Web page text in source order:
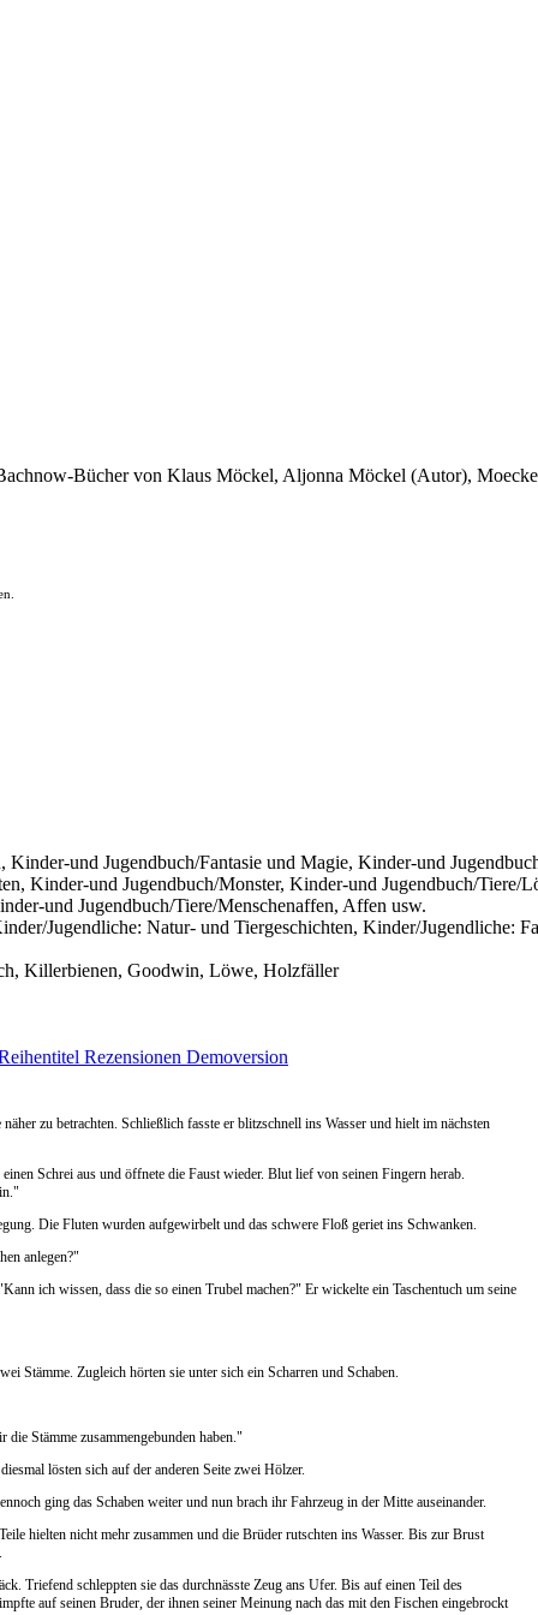
und Jugendbuch/Fantasie und Magie, Kinder-und
Kinder-und Jugendbuch/Monster, Kinder-und Jugendbuch/
und Jugendbuch/Tiere/Menschenaffen, Affen usw.
Jugendliche: Natur- und Tiergeschichten, Kinder/Jugendliche:
Killerbienen, Goodwin, Löwe, Holzfäller
Rezensionen Demoversion
zu betrachten. Schließlich fasste er blitzschnell ins Wasser und hielt im nächsten
Schrei aus und öffnete die Faust wieder. Blut lief von seinen Fingern herab.
Die Fluten wurden aufgewirbelt und das schwere Floß geriet ins Schwanken.
anlegen?"
ich wissen, dass die so einen Trubel machen?" Er wickelte ein Taschentuch um seine
Stämme. Zugleich hörten sie unter sich ein Scharren und Schaben.
Stämme zusammengebunden haben."
lösten sich auf der anderen Seite zwei Hölzer.
ging das Schaben weiter und nun brach ihr Fahrzeug in der Mitte auseinander.
hielten nicht mehr zusammen und die Brüder rutschten ins Wasser. Bis zur Brust
Triefend schleppten sie das durchnässte Zeug ans Ufer. Bis auf einen Teil des
auf seinen Bruder, der ihnen seiner Meinung nach das mit den Fischen eingebrockt